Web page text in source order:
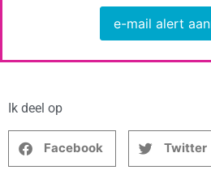
e-mail alert
Ik deel op
Facebook Twitter